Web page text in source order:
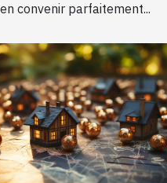
convenir parfaitement...